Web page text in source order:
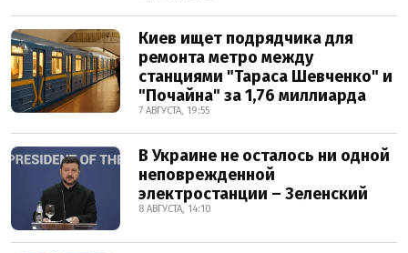
Киев ищет подрядчика для
ремонта метро между
станциями "Тараса Шевченко" и
"Почайна" за 1,76 миллиарда
7 АВГУСТА, 19:55
В Украине не осталось ни одной
неповрежденной
электростанции – Зеленский
8 АВГУСТА, 14:10